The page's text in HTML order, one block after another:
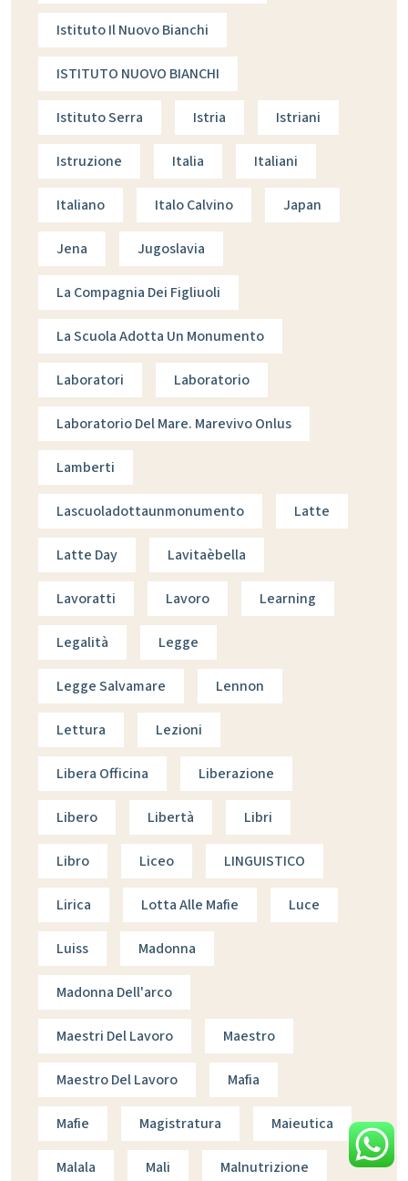
Istituto Il Nuovo Bianchi
ISTITUTO NUOVO BIANCHI
Istituto Serra Istria Istriani
Istruzione Italia Italiani
Italiano Italo Calvino Japan
Jena Jugoslavia
La Compagnia Dei Figliuoli
La Scuola Adotta Un Monumento
Laboratori Laboratorio
Laboratorio Del Mare. Marevivo Onlus
Lamberti
Lascuoladottaunmonumento Latte
Latte Day Lavitaèbella
Lavoratti Lavoro Learning
Legalità Legge
Legge Salvamare Lennon
Lettura Lezioni
Libera Officina Liberazione
Libero Libertà Libri
Libro Liceo LINGUISTICO
Lirica Lotta Alle Mafie Luce
Luiss Madonna
Madonna Dell'arco
Maestri Del Lavoro Maestro
Maestro Del Lavoro Mafia
Mafie Magistratura Maieutica
Malala Mali Malnutrizione